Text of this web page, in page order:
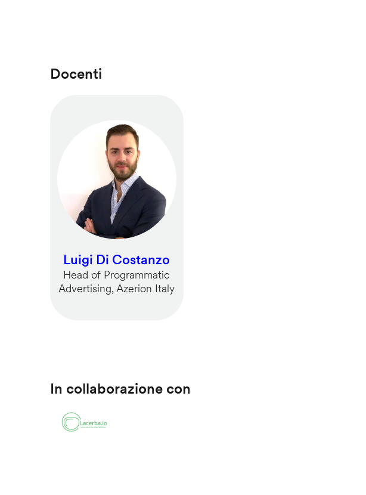
Docenti
Luigi Di Costanzo
Head of Programmatic
Advertising, Azerion Italy
In collaborazione con